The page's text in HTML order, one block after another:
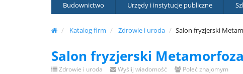
Budownictwo Urzędy i instytucje publiczne
Katalog firm Zdrowie i uroda Salon fryzjerski
Salon fryzjerski Metamorfoza
Zdrowie i uroda
Wyślij wiadomość Poleć znajomym